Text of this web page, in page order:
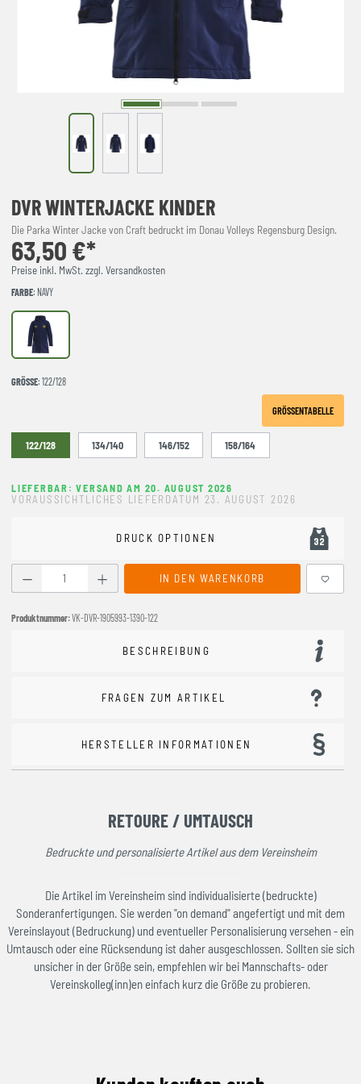
DVR WINTERJACKE KINDER
Die Parka Winter Jacke von Craft bedruckt im Donau Volleys Regensburg Design.
63,50 €*
Preise inkl. MwSt. zzgl. Versandkosten
FARBE: NAVY
NAVY
GRÖSSE : 122/128
GRÖSSENTABELLE
122/128 134/140 146/152 158/164
LIEFERBAR: VERSAND AM 20. AUGUST 2026
VORAUSSICHTLICHES LIEFERDATUM 23. AUGUST 2026
DRUCK OPTIONEN
Produkt Anzahl: Gib den gewünschten Wert ein oder
IN DEN WARENKORB
Produktnummer:VK-DVR-1905993-1390-122
BESCHREIBUNG
FRAGEN ZUM ARTIKEL
HERSTELLER INFORMATIONEN
RETOURE / UMTAUSCH
Bedruckte und personalisierte Artikel aus dem Vereinsheim
Die Artikel im Vereinsheim sind individualisierte (bedruckte)
Sonderanfertigungen. Sie werden "on demand" angefertigt und mit dem
Vereinslayout (Bedruckung) und eventueller Personalisierung versehen - ein
Umtausch oder eine Rücksendung ist daher ausgeschlossen. Sollten sie sich
unsicher in der Größe sein, empfehlen wir bei Mannschafts- oder
Vereinskolleg(inn)en einfach kurz die Größe zu probieren.